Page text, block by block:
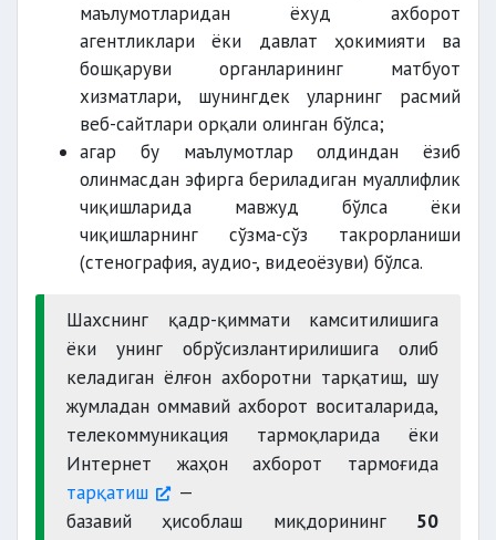
маълумотларидан ёхуд ахборот
агентликлари ёки давлат ҳокимияти ва
бошқаруви органларининг матбуот
хизматлари, шунингдек уларнинг расмий
веб-сайтлари орқали олинган бўлса;
агар бу маълумотлар олдиндан ёзиб
олинмасдан эфирга бериладиган муаллифлик
чиқишларида мавжуд бўлса ёки
чиқишларнинг сўзма-сўз такрорланиши
(стенография, аудио-, видеоёзуви) бўлса.
Шахснинг қадр-қиммати камситилишига
ёки унинг обрўсизлантирилишига олиб
келадиган ёлғон ахборотни тарқатиш, шу
жумладан оммавий ахборот воситаларида,
телекоммуникация тармоқларида ёки
Интернет жаҳон ахборот тармоғида
тарқатиш
—
базавий ҳисоблаш миқдорининг 50